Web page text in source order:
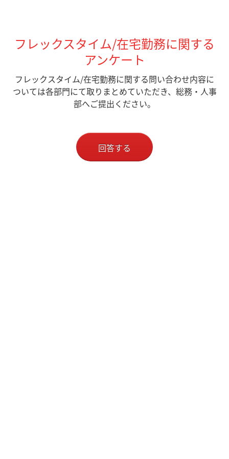
フレックスタイム/在宅勤務に関する
アンケート
フレックスタイム/在宅勤務に関する問い合わせ内容に
ついては各部門にて取りまとめていただき、総務・人事
部へご提出ください。
回答する